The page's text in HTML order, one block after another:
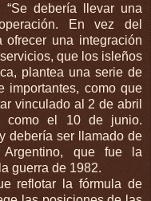
debería llevar una
En vez del
ofrecer una integración
que los isleños
plantea una serie de
importantes, como que
vinculado al 2 de abril
como el 10 de junio.
debería ser llamado de
que fue la
guerra de 1982.
reflotar la fórmula de